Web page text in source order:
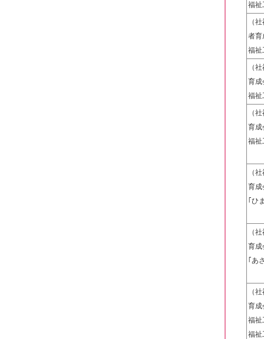
福祉
（
者育
福祉
（
育成
福祉
（
育成
福祉
（
育成
｢ひ
（
育成
｢あ
（
育成
福祉
福祉